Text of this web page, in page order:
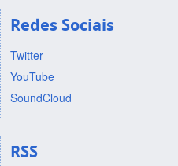
Redes Sociais
Twitter
YouTube
SoundCloud
RSS